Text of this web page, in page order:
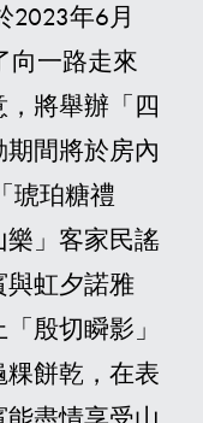
2023年6月
向一路走來
將舉辦「四
間將於房內
琥珀糖禮
」客家民謠
與虹夕諾雅
殷切瞬影」
餅乾，在表